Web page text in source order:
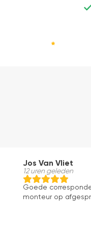
Jos Van Vliet
12 uren geleden
Goede
monteur op